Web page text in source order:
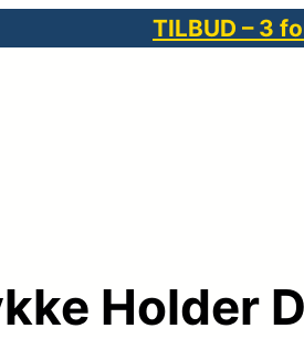
TILBUD – 3
Holder